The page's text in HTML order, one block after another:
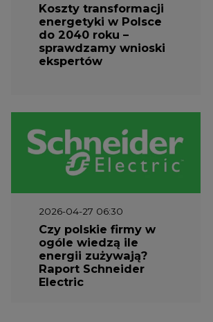
Koszty transformacji
energetyki w Polsce
do 2040 roku –
sprawdzamy wnioski
ekspertów
2026-04-27 06:30
Czy polskie firmy w
ogóle wiedzą ile
energii zużywają?
Raport Schneider
Electric